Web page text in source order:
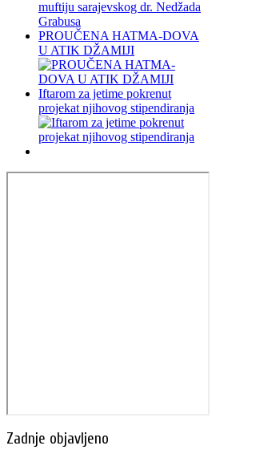
PROUČENA HATMA-DOVA
U ATIK DŽAMIJI
Iftarom za jetime pokrenut
projekat njihovog stipendiranja
Zadnje objavljeno